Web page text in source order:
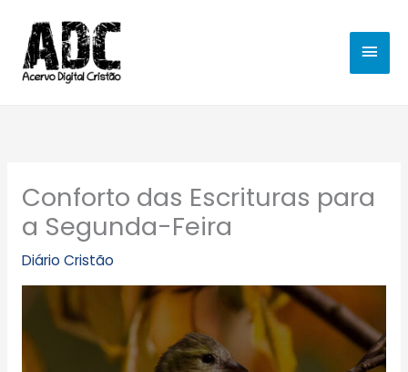
para
conteúdo
Conforto das Escrituras para
a Segunda-Feira
Diário Cristão